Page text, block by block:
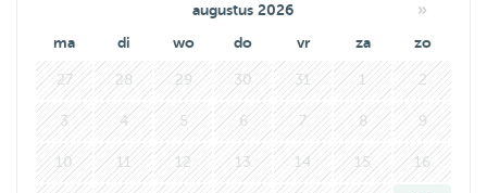
We’d be happy to meet your furry friend and be their
augustus 2026 »
ma di wo do vr za zo
27 28 29 30 31 1 2
3 4 5 6 7 8 9
10 11 12 13 14 15 16